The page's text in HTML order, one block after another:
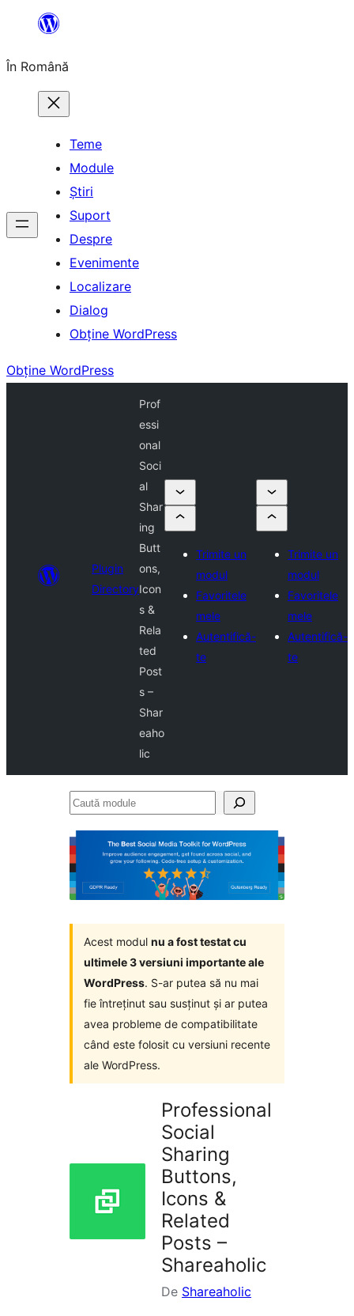
conținut
În Română
Teme
Module
Știri
Suport
Despre
Evenimente
Localizare
Dialog
Obține WordPress
Obține WordPress
Plugin
Directory
Prof
essi
onal
Soci
al
Shar
ing
Butt
ons,
Icon
s &
Rela
ted
Post
s –
Shar
eaho
lic
Trimite un
modul
Favoritele
mele
Autentifică-
te
Trimite un
modul
Favoritele
mele
Autentifică-
te
Caută
Acest modul nu a fost testat cu
ultimele 3 versiuni importante ale
WordPress. S-ar putea să nu mai
fie întreținut sau susținut și ar putea
avea probleme de compatibilitate
când este folosit cu versiuni recente
ale WordPress.
Professional
Social
Sharing
Buttons,
Icons &
Related
Posts –
Shareaholic
De Shareaholic